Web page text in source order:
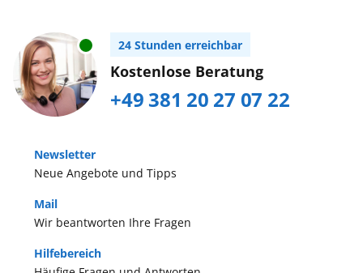
24 Stunden erreichbar
Kostenlose Beratung
+49 381 20 27 07 22
Neue Angebote und Tipps
Newsletter
Hilfebereich
Wir beantworten Ihre Fragen
Mail